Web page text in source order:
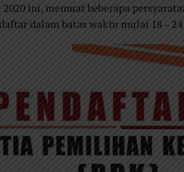
ini, memuat beberapa
dalam batas waktu mulai 18 –